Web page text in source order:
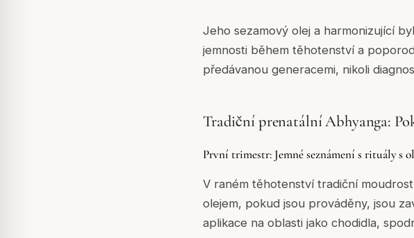
Jeho sezamový olej a harmonizující
jemnosti během těhotenství a
předávanou generacemi, nikoli
Tradiční prenatální Abhyanga:
První trimestr: Jemné seznámení s rituály s
V raném těhotenství tradiční
olejem, pokud jsou prováděny, jsou
aplikace na oblasti jako chodidla,